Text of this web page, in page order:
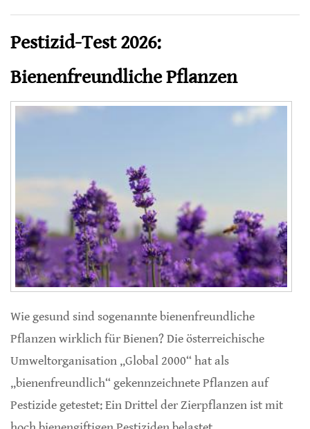
Pestizid-Test 2026:
Bienenfreundliche Pflanzen
Wie gesund sind sogenannte bienenfreundliche
Pflanzen wirklich für Bienen? Die österreichische
Umweltorganisation „Global 2000“ hat als
„bienenfreundlich“ gekennzeichnete Pflanzen auf
Pestizide getestet: Ein Drittel der Zierpflanzen ist mit